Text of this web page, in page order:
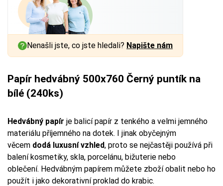
Nenašli jste, co jste hledali? Napište nám
Papír hedvábný 500x760 Černý puntík na
bílé (240ks)
Hedvábný papír je balicí papír z tenkého a velmi jemného
materiálu příjemného na dotek. I jinak obyčejným
věcem dodá luxusní vzhled, proto se nejčastěji používá při
balení kosmetiky, skla, porcelánu, bižuterie nebo
oblečení. Hedvábným papírem můžete zboží obalit nebo ho
použít i jako dekorativní proklad do krabic.